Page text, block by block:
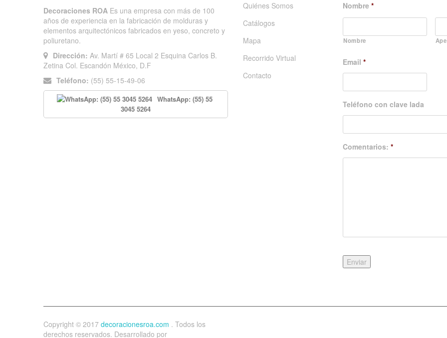
Decoraciones ROA Es una empresa con más de 100
años de experiencia en la fabricación de molduras y
elementos arquitectónicos fabricados en yeso, concreto y
poliuretano.
Dirección: Av. Martí # 65 Local 2 Esquina Carlos B.
Zetina Col. Escandón México, D.F
Teléfono: (55) 55-15-49-06
WhatsApp: (55) 55
3045 5264
Quiénes Somos
Catálogos
Mapa
Recorrido Virtual
Contacto
Nombre *
Nombre
Email *
Teléfono con clave lada
Comentarios: *
Copyright © 2017 decoracionesroa.com . Todos los
derechos reservados. Desarrollado por